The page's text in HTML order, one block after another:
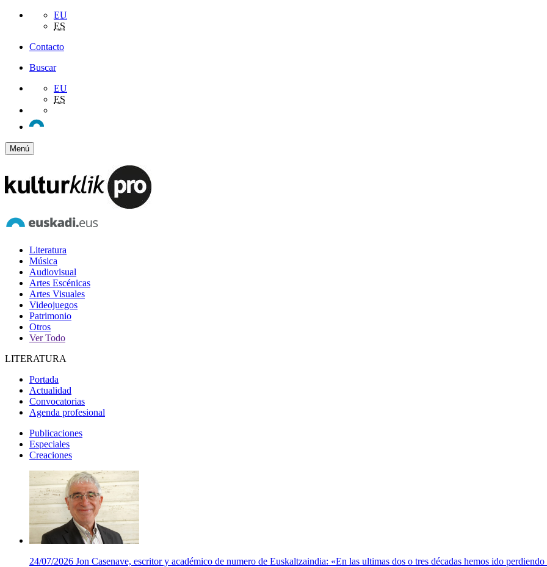
EU
ES
Contacto
Buscar
EU
ES
Menú
Literatura
Música
Audiovisual
Artes Escénicas
Artes Visuales
Videojuegos
Patrimonio
Otros
Ver Todo
LITERATURA
Portada
Actualidad
Convocatorias
Agenda profesional
Publicaciones
Especiales
Creaciones
24/07/2026 Jon Casenave, escritor y académico de numero de Euskaltzaindia: «En las ultimas dos o tres décadas hemos ido